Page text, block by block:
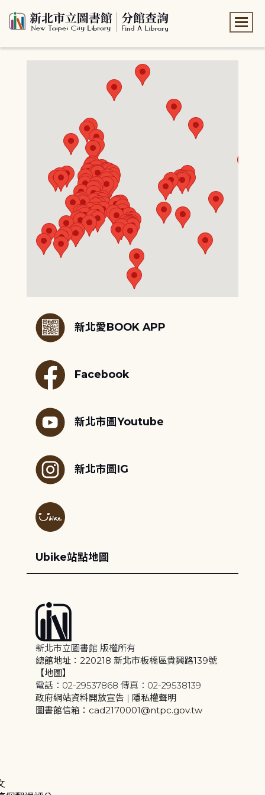
新北愛BOOK APP
Facebook
新北市圖Youtube
新北市圖IG
Ubike站點地圖
新北市立圖書館 版權所有
總館地址：220218 新北市板橋區貴興路139號
【地圖】
電話：02-29537868 傳真：02-29538139
政府網站資料開放宣告 | 隱私權聲明
圖書館信箱：cad2170001@ntpc.gov.tw